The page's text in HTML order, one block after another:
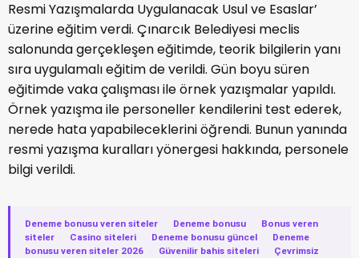
Resmi Yazışmalarda Uygulanacak Usul ve Esaslar’
üzerine eğitim verdi. Çınarcık Belediyesi meclis
salonunda gerçekleşen eğitimde, teorik bilgilerin yanı
sıra uygulamalı eğitim de verildi. Gün boyu süren
eğitimde vaka çalışması ile örnek yazışmalar yapıldı.
Örnek yazışma ile personeller kendilerini test ederek,
nerede hata yapabileceklerini öğrendi. Bunun yanında
resmi yazışma kuralları yönergesi hakkında, personele
bilgi verildi.
Deneme bonusu veren siteler · Deneme bonusu ·
Bonus veren
siteler
· Casino siteleri · Deneme bonusu güncel ·
Deneme
bonusu veren siteler 2026
· Güvenilir bahis siteleri ·
Çevrimsiz